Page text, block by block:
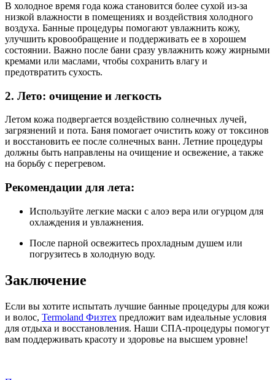
В холодное время года кожа становится более сухой из-за
низкой влажности в помещениях и воздействия холодного
воздуха. Банные процедуры помогают увлажнить кожу,
улучшить кровообращение и поддерживать ее в хорошем
состоянии. Важно после бани сразу увлажнить кожу жирными
кремами или маслами, чтобы сохранить влагу и
предотвратить сухость.
2. Лето: очищение и легкость
Летом кожа подвергается воздействию солнечных лучей,
загрязнений и пота. Баня помогает очистить кожу от токсинов
и восстановить ее после солнечных ванн. Летние процедуры
должны быть направлены на очищение и освежение, а также
на борьбу с перегревом.
Рекомендации для лета:
Используйте легкие маски с алоэ вера или огурцом для
охлаждения и увлажнения.
После парной освежитесь прохладным душем или
погрузитесь в холодную воду.
Заключение
Если вы хотите испытать лучшие банные процедуры для кожи
и волос, Termoland Физтех предложит вам идеальные условия
для отдыха и восстановления. Наши СПА-процедуры помогут
вам поддерживать красоту и здоровье на высшем уровне!